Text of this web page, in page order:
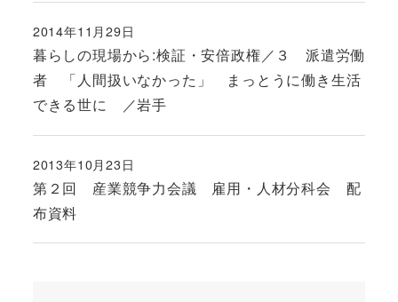
暮らしの現場から:検証・安倍政権／３ 派遣労働
者 「人間扱いなかった」 まっとうに働き生活
できる世に ／岩手
投稿日
2014年11月29日
第２回 産業競争力会議 雇用・人材分科会 配
布資料
投稿日
2013年10月23日